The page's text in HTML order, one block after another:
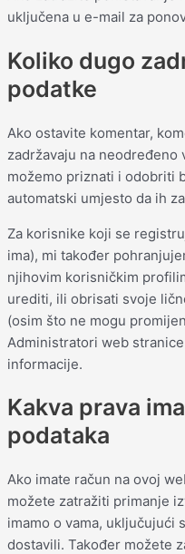
uključena u e-mail za
Koliko dugo
podatke
Ako ostavite komentar,
zadržavaju na neodređeno
možemo priznati i odobriti
automatski umjesto da ih
Za korisnike koji se
ima), mi također
njihovim korisničkim
urediti, ili obrisati svoje
(osim što ne mogu
Administratori web
informacije.
Kakva prava
podataka
Ako imate račun na ovoj
možete zatražiti primanje
imamo o vama, uključujući
dostavili. Također možete